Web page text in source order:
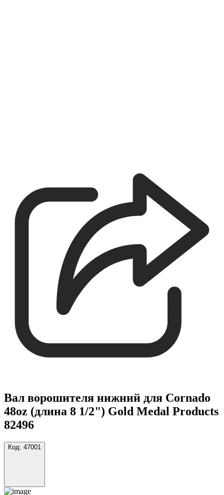
Вал ворошителя нижний для Cornado
48oz (длина 8 1/2") Gold Medal Products
82496
Код: 47001